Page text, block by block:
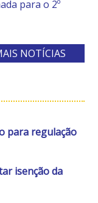
para o 2º
NOTÍCIAS
para regulação
isenção da